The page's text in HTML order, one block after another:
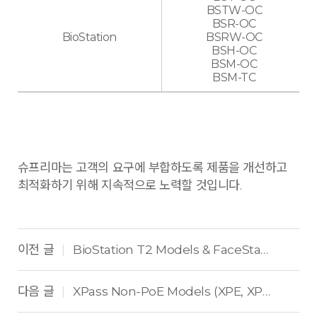
BioStation
BSTW-OC
BSR-OC
BSRW-OC
BSH-OC
BSM-OC
BSM-TC
슈프리마는 고객의 요구에 부합하도록 제품을 개선하고
최적화하기 위해 지속적으로 노력할 것입니다.
이전 글 | BioStation T2 Models & FaceStation Wireless Models
다음 글 | XPass Non-PoE Models (XPE, XPE-v2)